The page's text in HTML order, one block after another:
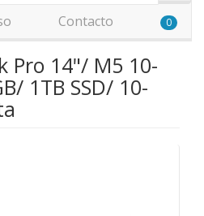
Contacto 0
Pro 14"/ M5 10-
1TB SSD/ 10-